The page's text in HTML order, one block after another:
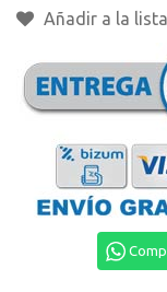
Añadir a la